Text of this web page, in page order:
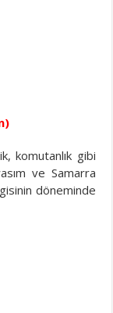
komutanlık gibi
ve Samarra
döneminde